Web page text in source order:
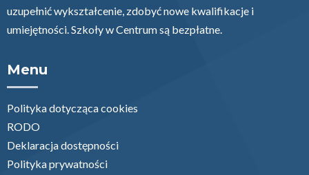
uzupełnić wykształcenie, zdobyć nowe kwalifikacje i
umiejętności. Szkoły w Centrum są bezpłatne.
Menu
Polityka dotycząca cookies
RODO
Deklaracja dostępności
Polityka prywatności